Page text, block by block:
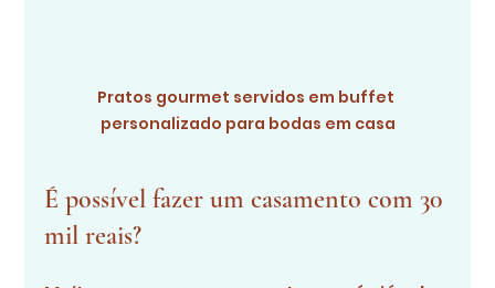
Pratos gourmet servidos em buffet
personalizado para bodas em casa
É possível fazer um casamento com 30
mil reais?